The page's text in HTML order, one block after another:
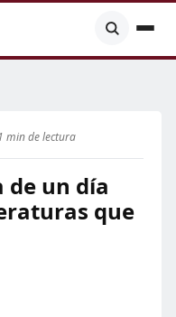
1 min de lectura
de un día
que